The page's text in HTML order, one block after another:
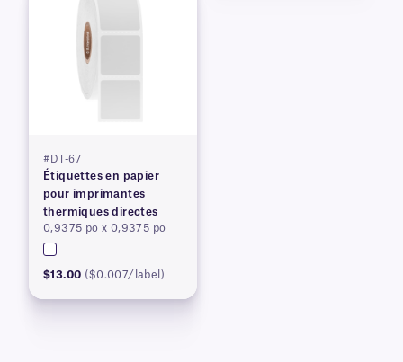
#DT-67
Étiquettes en papier
pour imprimantes
thermiques directes
0,9375 po x 0,9375 po
$13.00 ($0.007/label)